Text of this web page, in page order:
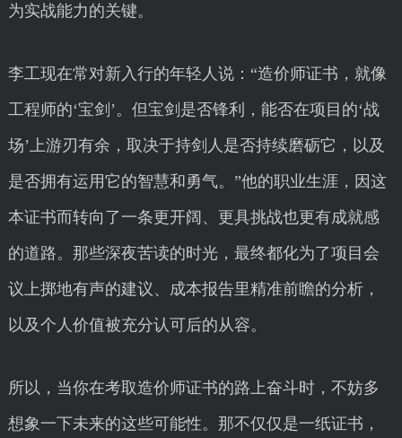
为实战能力的关键。
李工现在常对新入行的年轻人说：“造价师证书，就像
工程师的‘宝剑’。但宝剑是否锋利，能否在项目的‘战
场’上游刃有余，取决于持剑人是否持续磨砺它，以及
是否拥有运用它的智慧和勇气。”他的职业生涯，因这
本证书而转向了一条更开阔、更具挑战也更有成就感
的道路。那些深夜苦读的时光，最终都化为了项目会
议上掷地有声的建议、成本报告里精准前瞻的分析，
以及个人价值被充分认可后的从容。
所以，当你在考取造价师证书的路上奋斗时，不妨多
想象一下未来的这些可能性。那不仅仅是一纸证书，